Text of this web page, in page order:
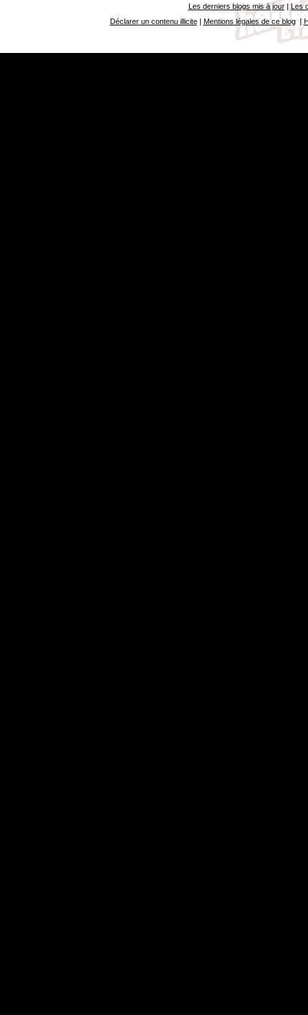
Les derniers blogs mis à jour| Les
Déclarer un contenu illicite| Mentions légales de ce blog|